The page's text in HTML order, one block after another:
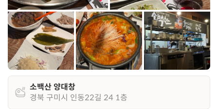
소백산 양대창
경북 구미시 인동22길 24 1층